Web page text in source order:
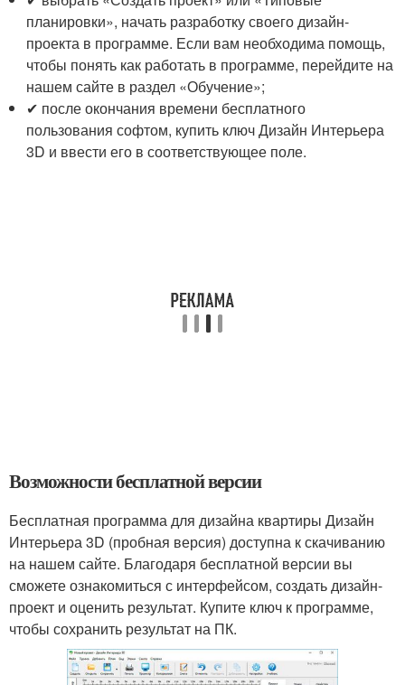
планировки», начать разработку своего дизайн-
проекта в программе. Если вам необходима помощь,
чтобы понять как работать в программе, перейдите на
нашем сайте в раздел «Обучение»;
✔ после окончания времени бесплатного
пользования софтом, купить ключ Дизайн Интерьера
3D и ввести его в соответствующее поле.
Возможности бесплатной версии
Бесплатная программа для дизайна квартиры Дизайн
Интерьера 3D (пробная версия) доступна к скачиванию
на нашем сайте. Благодаря бесплатной версии вы
сможете ознакомиться с интерфейсом, создать дизайн-
проект и оценить результат. Купите ключ к программе,
чтобы сохранить результат на ПК.